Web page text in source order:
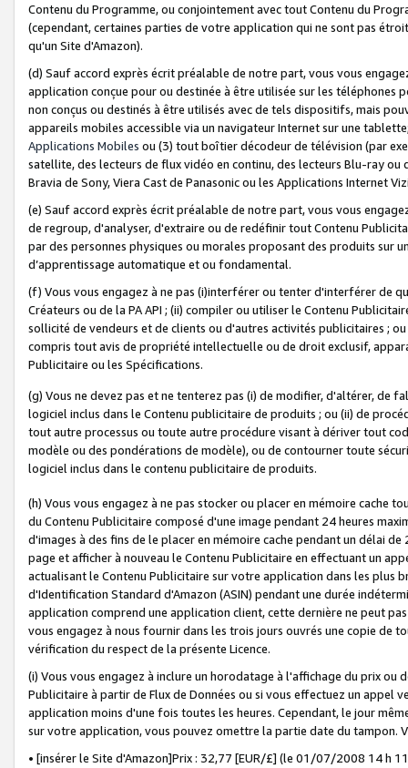
Contenu du Programme, ou conjointement avec tout Contenu du
(cependant, certaines parties de votre application qui ne sont pas
qu'un Site d'Amazon).
(d) Sauf accord exprès écrit préalable de notre part, vous vous
application conçue pour ou destinée à être utilisée sur les téléphones
non conçus ou destinés à être utilisés avec de tels dispositifs, mais
appareils mobiles accessible via un navigateur Internet sur une
Applications Mobiles ou (3) tout boîtier décodeur de télévision (par
satellite, des lecteurs de flux vidéo en continu, des lecteurs Blu-ray
Bravia de Sony, Viera Cast de Panasonic ou les Applications Internet
(e) Sauf accord exprès écrit préalable de notre part, vous vous
de regroup, d'analyser, d'extraire ou de redéfinir tout Contenu
par des personnes physiques ou morales proposant des produits sur
d’apprentissage automatique et ou fondamental.
(f) Vous vous engagez à ne pas (i)interférer ou tenter d'interférer de
Créateurs ou de la PA API ; (ii) compiler ou utiliser le Contenu
sollicité de vendeurs et de clients ou d'autres activités publicitaires ;
compris tout avis de propriété intellectuelle ou de droit exclusif,
Publicitaire ou les Spécifications.
(g) Vous ne devez pas et ne tenterez pas (i) de modifier, d'altérer, de
logiciel inclus dans le Contenu publicitaire de produits ; ou (ii) de
tout autre processus ou toute autre procédure visant à dériver tout
modèle ou des pondérations de modèle), ou de contourner toute
logiciel inclus dans le contenu publicitaire de produits.
(h) Vous vous engagez à ne pas stocker ou placer en mémoire cache
du Contenu Publicitaire composé d'une image pendant 24 heures
d'images à des fins de le placer en mémoire cache pendant un délai
page et afficher à nouveau le Contenu Publicitaire en effectuant un
actualisant le Contenu Publicitaire sur votre application dans les plus
d'Identification Standard d'Amazon (ASIN) pendant une durée
application comprend une application client, cette dernière ne peut
vous engagez à nous fournir dans les trois jours ouvrés une copie de
vérification du respect de la présente Licence.
(i) Vous vous engagez à inclure un horodatage à l'affichage du prix
Publicitaire à partir de Flux de Données ou si vous effectuez un appel
application moins d'une fois toutes les heures. Cependant, le jour
sur votre application, vous pouvez omettre la partie date du tampon.
• [insérer le Site d'Amazon]Prix : 32,77 [EUR/£] (le 01/07/2008 14 h